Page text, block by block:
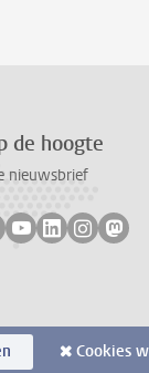
de hoogte
nieuwsbrief
ons op bluesky
Volg ons op facebook
Volg ons op
Volg ons op
Volg
Cookies